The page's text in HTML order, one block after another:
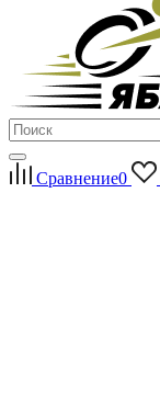
Сравнение0